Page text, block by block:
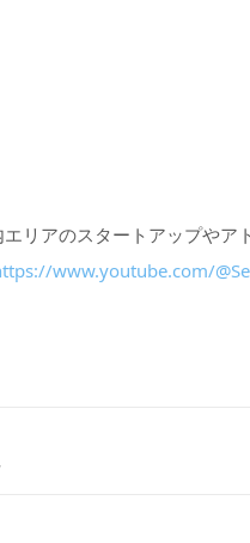
リアのスタートアップやア
www.youtube.com/